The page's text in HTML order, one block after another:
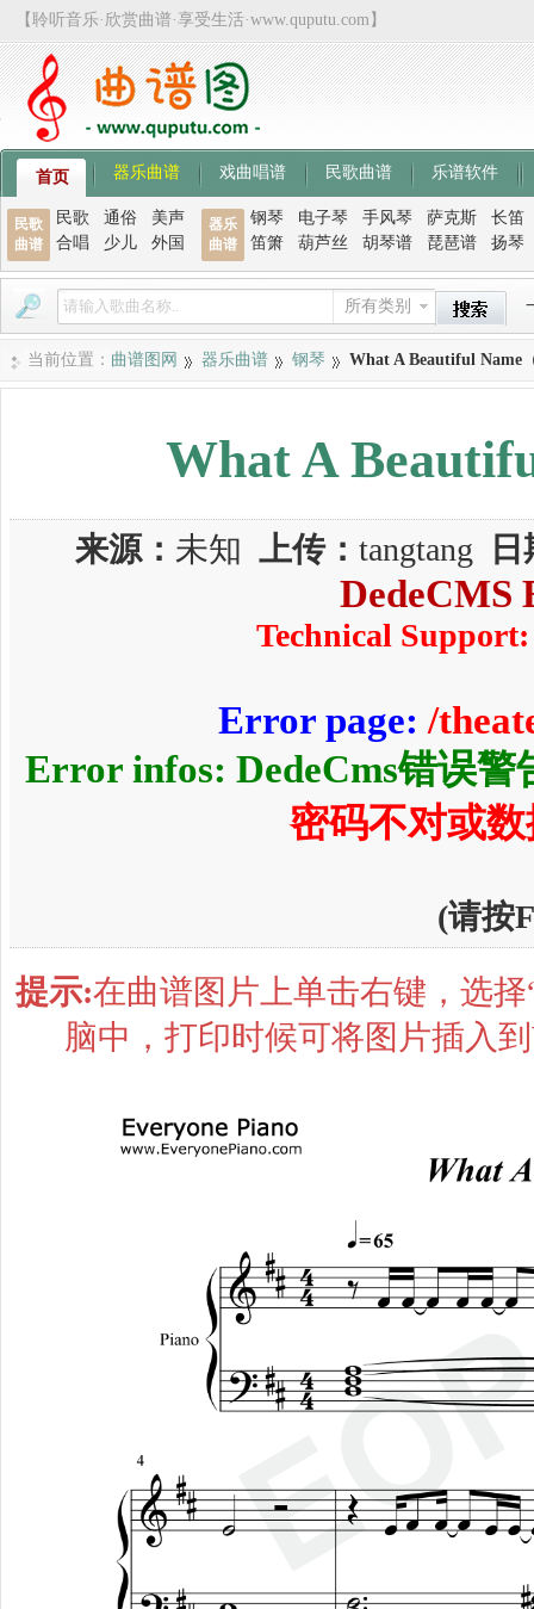
【聆听音乐·欣赏曲谱·享受生活·www.quputu.com】
首页 器乐曲谱 戏曲唱谱 民歌曲谱 乐谱软件
民歌
曲谱
民歌 通俗
美声
合唱
少儿 外国
器乐
曲谱
钢琴 电子琴 手风琴 萨克斯
长笛
笛箫
葫芦丝 胡琴谱 琵琶谱 扬琴
所有类别
当前位置： 曲谱图网 器乐曲谱 钢琴 What A Beautiful Name
What A
来源： 未知 上传： tangtang
Technical
Error page: /
Error infos: DedeCms错误警
密码不对或
(请按
提示:在曲谱图片上单击右键，选
脑中，打印时候可将图片插入